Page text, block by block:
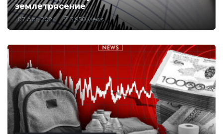
землетрясение
07 Apr, 2024 3,950 views